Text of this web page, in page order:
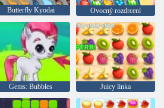
Butterfly Kyodai Ovocný rozdrcení
Gems: Bubbles Juicy linka